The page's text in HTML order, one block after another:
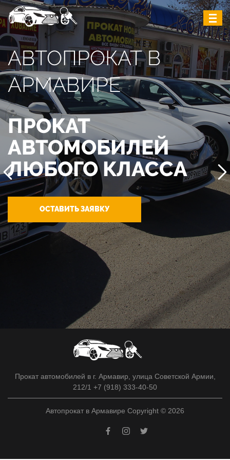
АВТОПРОКАТ В
АРМАВИРЕ
ПРОКАТ
АВТОМОБИЛЕЙ
ЛЮБОГО КЛАССА
ОСТАВИТЬ ЗАЯВКУ
Прокат автомобилей в г. Армавир, улица Советской Армии,
212/1 +7 (918) 333-40-50
Автопрокат в Армавире Copyright © 2026